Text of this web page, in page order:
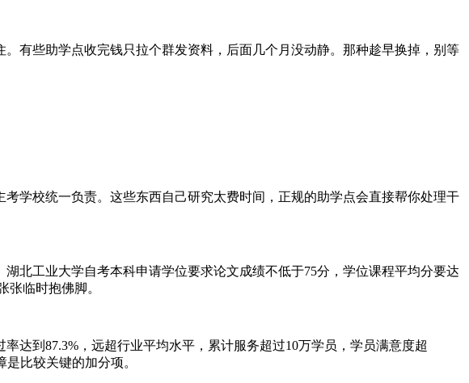
些助学点收完钱只拉个群发资料，后面几个月没动静。那种趁早换掉，别等
学校统一负责。这些东西自己研究太费时间，正规的助学点会直接帮你处理干
工业大学自考本科申请学位要求论文成绩不低于75分，学位课程平均分要达
临时抱佛脚。
到87.3%，远超行业平均水平，累计服务超过10万学员，学员满意度超
比较关键的加分项。